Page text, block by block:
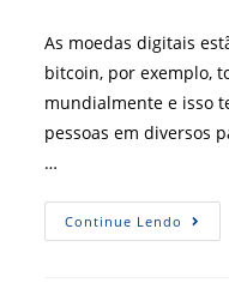
post:
As moedas digitais
bitcoin, por exemplo,
mundialmente e isso
pessoas em diversos
…
Continue Lendo
É